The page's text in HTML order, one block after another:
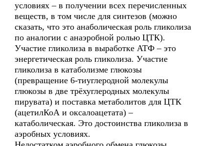
условиях – в получении всех перечисленных
веществ, в том числе для синтезов (можно
сказать, что это анаболическая роль гликолиза
по аналогии с анаэробной ролью ЦТК).
Участие гликолиза в выработке АТФ – это
энергетическая роль гликолиза. Участие
гликолиза в катаболизме глюкозы
(превращение 6-тиуглеродной молекулы
глюкозы в две трёхуглеродных молекулы
пирувата) и поставка метаболитов для ЦТК
(ацетилКоА и оксалоацетата) –
катаболическая. Это достоинства гликолиза в
аэробных условиях.